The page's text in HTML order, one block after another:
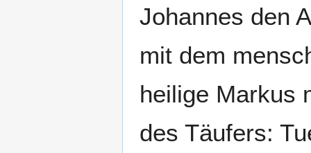
Johannes den
mit dem
heilige Markus
des Täufers: